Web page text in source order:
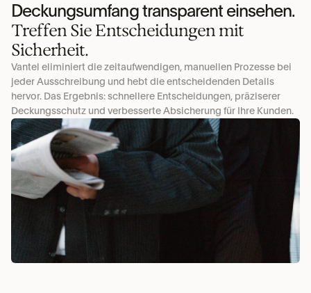
Deckungsumfang transparent einsehen.
Treffen Sie Entscheidungen mit
Sicherheit.
Vantel eliminiert die zeitaufwendigen, manuellen Prozesse bei
jeder Ausschreibung und hebt die entscheidenden Details
hervor. Das Ergebnis: schnellere Entscheidungen, präziserer
Deckungsschutz und verbesserte Absicherung für Ihre Kunden.